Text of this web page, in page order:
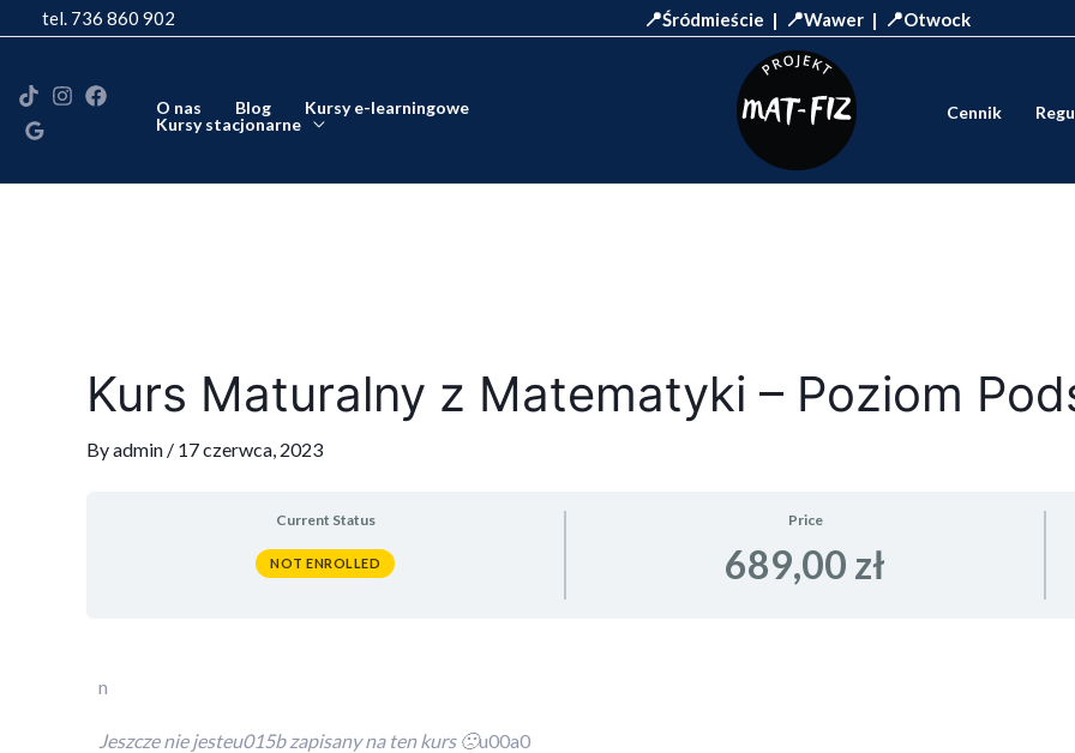
content
tel. 736 860 902 📍Śródmieście | 📍Wawer | 📍Otwock
O nas Blog
Kursy e-learningowe
Kursy stacjonarne
Cennik
Kurs Maturalny z Matematyki – Poziom
Byadmin / 17 czerwca, 2023
Current Status
NOT ENROLLED
Price
689,00 zł
n
Jeszcze nie jesteu015b zapisany na ten kurs 🙁u00a0